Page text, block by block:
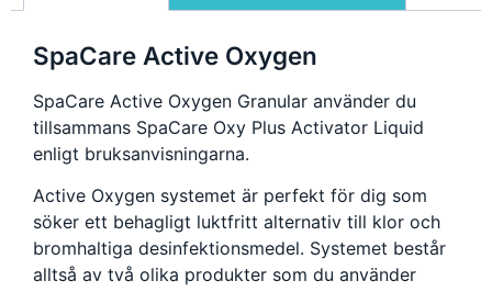
SpaCare Active Oxygen
SpaCare Active Oxygen Granular använder du
tillsammans SpaCare Oxy Plus Activator Liquid
enligt bruksanvisningarna.
Active Oxygen systemet är perfekt för dig som
söker ett behagligt luktfritt alternativ till klor och
bromhaltiga desinfektionsmedel. Systemet består
alltså av två olika produkter som du använder